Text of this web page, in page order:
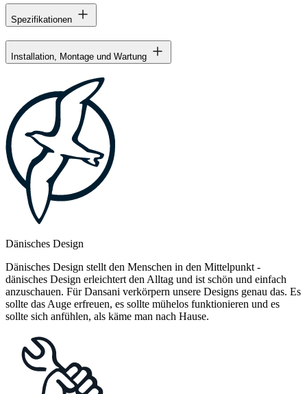
Spezifikationen
Installation, Montage und Wartung
Dänisches Design
Dänisches Design stellt den Menschen in den Mittelpunkt -
dänisches Design erleichtert den Alltag und ist schön und einfach
anzuschauen. Für Dansani verkörpern unsere Designs genau das. Es
sollte das Auge erfreuen, es sollte mühelos funktionieren und es
sollte sich anfühlen, als käme man nach Hause.